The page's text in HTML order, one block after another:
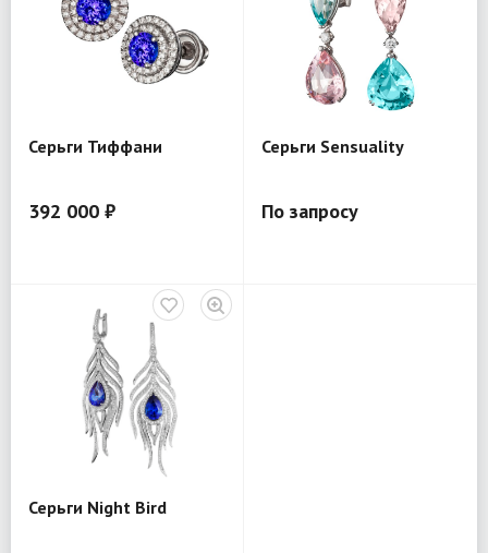
Серьги Тиффани
392 000 ₽
Серьги Sensuality
По запросу
Серьги Night Bird